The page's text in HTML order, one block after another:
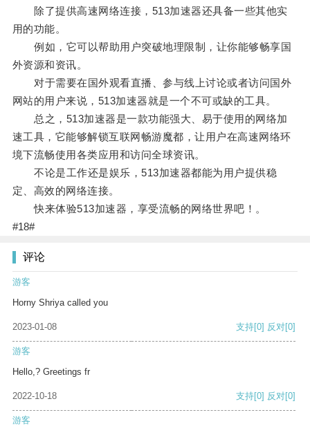
除了提供高速网络连接，513加速器还具备一些其他实
用的功能。
例如，它可以帮助用户突破地理限制，让你能够畅享国
外资源和资讯。
对于需要在国外观看直播、参与线上讨论或者访问国外
网站的用户来说，513加速器就是一个不可或缺的工具。
总之，513加速器是一款功能强大、易于使用的网络加
速工具，它能够解锁互联网畅游魔都，让用户在高速网络环
境下流畅使用各类应用和访问全球资讯。
不论是工作还是娱乐，513加速器都能为用户提供稳
定、高效的网络连接。
快来体验513加速器，享受流畅的网络世界吧！。
#18#
评论
游客
Horny Shriya called you
2023-01-08 支持[0] 反对[0]
游客
Hello,? Greetings fr
2022-10-18 支持[0] 反对[0]
游客